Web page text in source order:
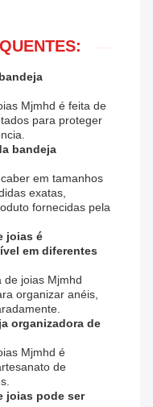
Mjmhd é feita de
para proteger
bandeja
em tamanhos
exatas,
fornecidas pela
joias é
em diferentes
de joias Mjmhd
organizar anéis,
organizadora de
Mjmhd é
de
joias pode ser